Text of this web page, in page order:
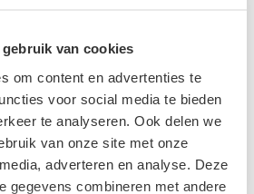
van cookies
om content en advertenties te
voor social media te bieden
te analyseren. Ook delen we
van onze site met onze
adverteren en analyse. Deze
gegevens combineren met andere
Huidige
prijs
is:
€ 1.239,00.
Bekijken